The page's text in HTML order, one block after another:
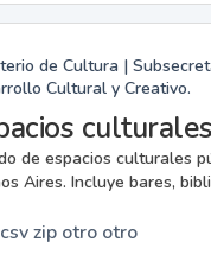
de Cultura |
Cultural y Creativo.
de espacios culturales
Aires. Incluye bares,
csvzip otro otro